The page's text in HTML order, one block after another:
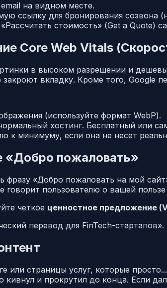
на видном месте.
ссылку для бронирования созвона
стоимость» (Get a
Core Web Vitals
в высоком разрешении и
закроют вкладку. Кроме того, Google
(используйте формат WebP).
хостинг. Бесплатный или
к минимуму, если она не несет
«Добро пожаловать»
фразу «Добро пожаловать на мой
говорит пользователю о вашей
четкое ценностное предложение
перевод для FinTech-стартапов».
или страницы услуг, которые
кивнул и прокрутил до конца. Если